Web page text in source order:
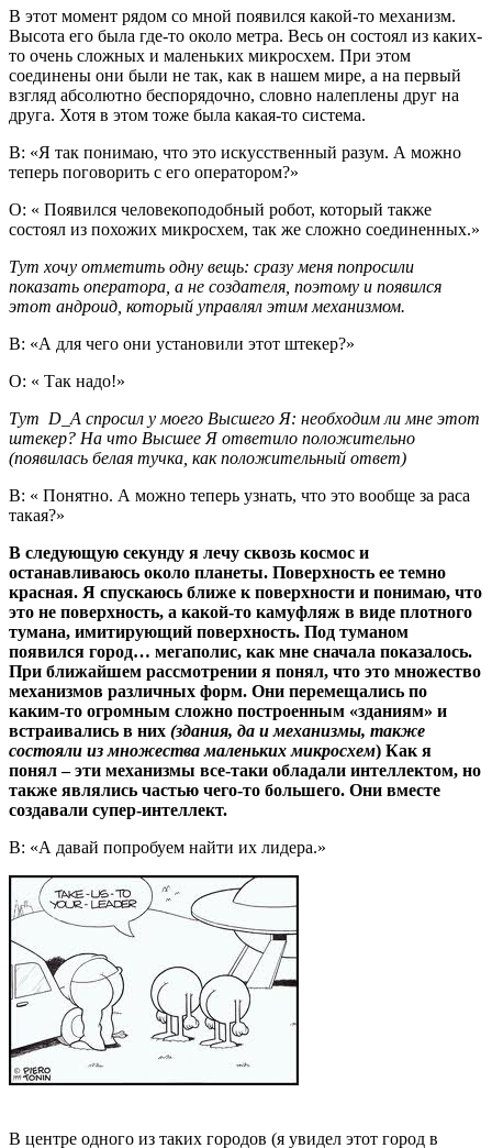
В этот момент рядом со мной появился какой-то механизм.
Высота его была где-то около метра. Весь он состоял из каких-
то очень сложных и маленьких микросхем. При этом
соединены они были не так, как в нашем мире, а на первый
взгляд абсолютно беспорядочно, словно налеплены друг на
друга. Хотя в этом тоже была какая-то система.
В: «Я так понимаю, что это искусственный разум. А можно
теперь поговорить с его оператором?»
О: « Появился человекоподобный робот, который также
состоял из похожих микросхем, так же сложно соединенных.»
Тут хочу отметить одну вещь: сразу меня попросили
показать оператора, а не создателя, поэтому и появился
этот андроид, который управлял этим механизмом.
В: «А для чего они установили этот штекер?»
О: « Так надо!»
Тут D_A спросил у моего Высшего Я: необходим ли мне этот
штекер? На что Высшее Я ответило положительно
(появилась белая тучка, как положительный ответ)
В: « Понятно. А можно теперь узнать, что это вообще за раса
такая?»
В следующую секунду я лечу сквозь космос и
останавливаюсь около планеты. Поверхность ее темно
красная. Я спускаюсь ближе к поверхности и понимаю, что
это не поверхность, а какой-то камуфляж в виде плотного
тумана, имитирующий поверхность. Под туманом
появился город… мегаполис, как мне сначала показалось.
При ближайшем рассмотрении я понял, что это множество
механизмов различных форм. Они перемещались по
каким-то огромным сложно построенным «зданиям» и
встраивались в них (здания, да и механизмы, также
состояли из множества маленьких микросхем) Как я
понял – эти механизмы все-таки обладали интеллектом, но
также являлись частью чего-то большего. Они вместе
создавали супер-интеллект.
В: «А давай попробуем найти их лидера.»
В центре одного из таких городов (я увидел этот город в